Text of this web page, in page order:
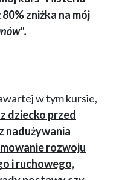
zniżka na mój
w tym kursie,
dziecko przed
nadużywania
rozwoju
i ruchowego,